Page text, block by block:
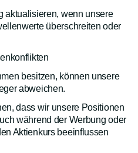
aktualisieren, wenn unsere
überschreiten oder
besitzen, können unsere
abweichen.
dass wir unsere Positionen
während der Werbung oder
Aktienkurs beeinflussen